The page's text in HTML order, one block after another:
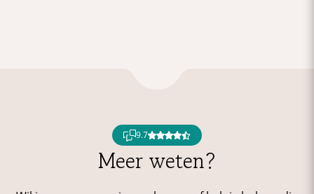
9.7
Meer weten?